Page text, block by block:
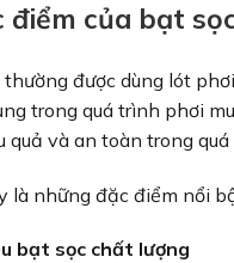
điểm của bạt
thường được dùng lót
trong quá trình phơi
quả và an toàn trong
là những đặc điểm nổi
bạt sọc chất lượng